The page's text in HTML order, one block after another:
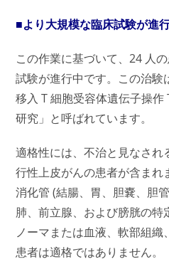
■より大規模な臨床試験が進
この作業に基づいて、24 人
試験が進行中です。この治験
移入 T 細胞受容体遺伝子操作
研究」と呼ばれています。
適格性には、不治と見なされ
行性上皮がんの患者が含まれ
消化管 (結腸、胃、胆嚢、胆
肺、前立腺、および膀胱の特
ノーマまたは血液、軟部組
患者は適格ではありません。